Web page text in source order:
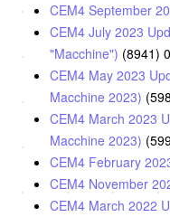
CEM4 September
CEM4 July 2023
"Macchine") (8941)
CEM4 May 2023
Macchine 2023)
CEM4 March 2023
Macchine 2023)
CEM4 February
CEM4 November
CEM4 March 2022